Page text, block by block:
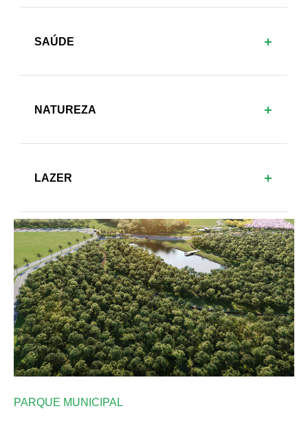
SAÚDE
NATUREZA
LAZER
PARQUE MUNICIPAL